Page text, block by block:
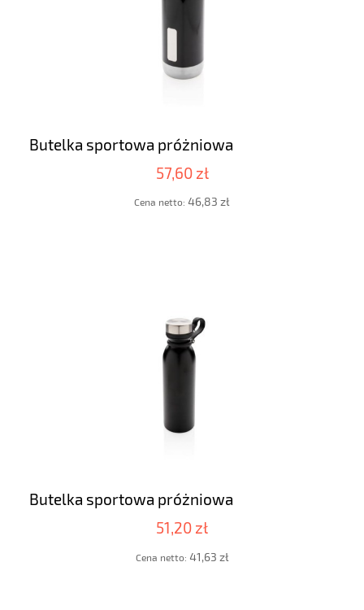
Butelka sportowa próżniowa
57,60 zł
Cena netto: 46,83 zł
Butelka sportowa próżniowa
51,20 zł
Cena netto: 41,63 zł